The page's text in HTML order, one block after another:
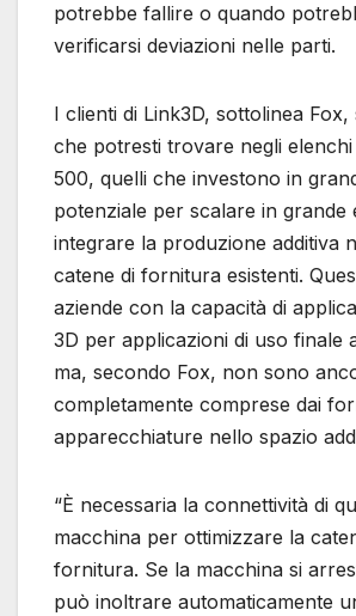
potrebbe fallire o quando
verificarsi deviazioni nelle parti.
I clienti di Link3D, sottolinea
che potresti trovare negli
500, quelli che investono in
potenziale per scalare in grande
integrare la produzione additiva
catene di fornitura esistenti.
aziende con la capacità di
3D per applicazioni di uso finale
ma, secondo Fox, non sono
completamente comprese dai
apparecchiature nello spazio
“È necessaria la connettività di
macchina per ottimizzare la
fornitura. Se la macchina si
può inoltrare automaticamente